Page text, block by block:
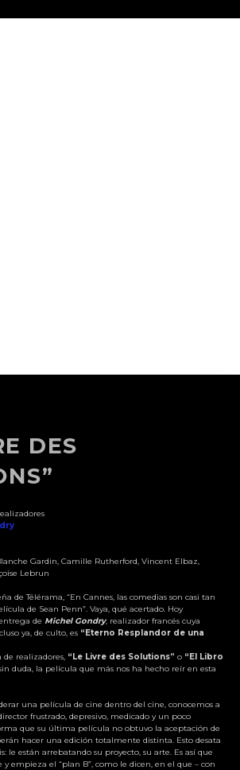
DES
Gardin, Camille Rutherford, Vincent Elbaz,
Lebrun
de Télérama, “En Cannes, las comedias son casi tan
de Sean Penn”. Vaya, qué acertado. Hoy
de Michel Gondry, realizador francés cuya
ya, de culto, es “Eterno Resplandor de una
realizadores, “Le Livre des Solutions” o “El Libro
duda, la película que más nos ha hecho reír en esta
una película de cine dentro del cine, conocemos a
frustrado, depresivo, medicado y un poco
que su última película no obtuvo la aceptación de
hacer una edición totalmente distinta. Esto desata
le están arrebatando su proyecto, su arte. Es así que
empieza el “plan B”, como le dicen, en el que – con